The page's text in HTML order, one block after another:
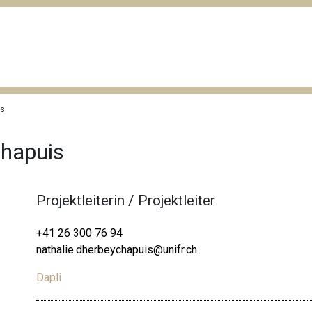
Projektleiterin / Projektleiter
+41 26 300 76 94
nathalie.dherbeychapuis@unifr.ch
Dapli